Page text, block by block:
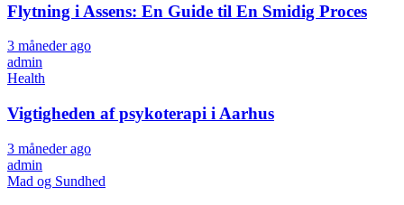
Flytning i Assens: En Guide til En Smidig Proces
3 måneder ago
admin
Health
Vigtigheden af psykoterapi i Aarhus
3 måneder ago
admin
Mad og Sundhed